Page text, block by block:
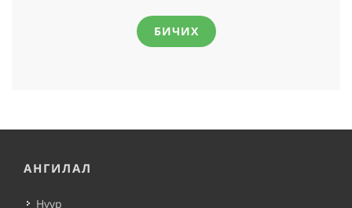
БИЧИХ
АНГИЛАЛ
Нүүр